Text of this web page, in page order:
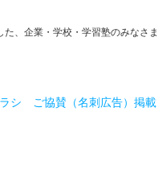
た、企業・学校・学習塾のみなさ
シ ご協賛（名刺広告）掲